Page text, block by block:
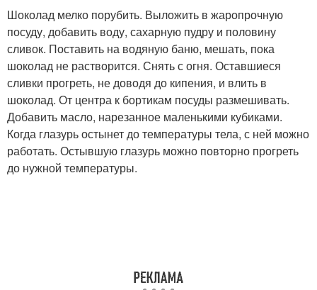
Шоколад мелко порубить. Выложить в жаропрочную
посуду, добавить воду, сахарную пудру и половину
сливок. Поставить на водяную баню, мешать, пока
шоколад не растворится. Снять с огня. Оставшиеся
сливки прогреть, не доводя до кипения, и влить в
шоколад. От центра к бортикам посуды размешивать.
Добавить масло, нарезанное маленькими кубиками.
Когда глазурь остынет до температуры тела, с ней можно
работать. Остывшую глазурь можно повторно прогреть
до нужной температуры.